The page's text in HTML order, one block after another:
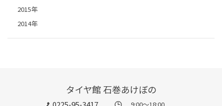
2015年
2014年
タイヤ館 石巻あけぼの